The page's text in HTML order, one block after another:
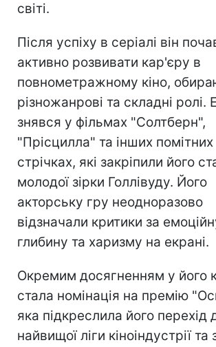
світі.
Після успіху в серіалі він
активно розвивати кар'єру в
повнометражному кіно,
різножанрові та складні ролі.
знявся у фільмах "Солтберн",
"Прісцилла" та інших помітних
стрічках, які закріпили його
молодої зірки Голлівуду. Його
акторську гру неодноразово
відзначали критики за
глибину та харизму на екрані.
Окремим досягненням у його
стала номінація на премію
яка підкреслила його перехід
найвищої ліги кіноіндустрії